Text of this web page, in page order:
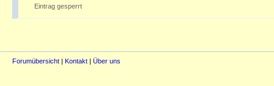
Eintrag gesperrt
Forumübersicht Kontakt Über uns